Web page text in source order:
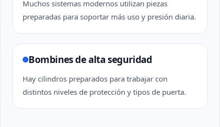
Muchos sistemas modernos utilizan piezas
preparadas para soportar más uso y presión diaria.
Bombines de alta seguridad
Hay cilindros preparados para trabajar con
distintos niveles de protección y tipos de puerta.